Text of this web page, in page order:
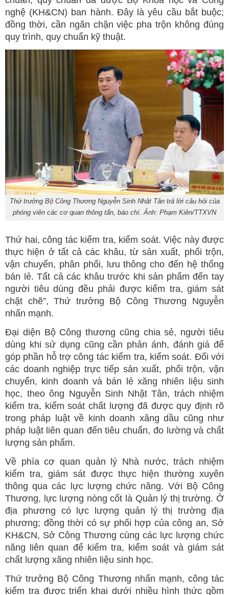
nghệ (KH&CN) ban hành. Đây là yêu cầu bắt buộc;
đồng thời, cần ngăn chặn việc pha trộn không đúng
quy trình, quy chuẩn kỹ thuật.
Thứ trưởng Bộ Công Thương Nguyễn Sinh Nhật Tân trả lời câu hỏi của
phóng viên các cơ quan thông tấn, báo chí. Ảnh: Phạm Kiên/TTXVN
Thứ hai, công tác kiểm tra, kiểm soát. Việc này được
thực hiện ở tất cả các khâu, từ sản xuất, phối trộn,
vận chuyển, phân phối, lưu thông cho đến hệ thống
bán lẻ. Tất cả các khâu trước khi sản phẩm đến tay
người tiêu dùng đều phải được kiểm tra, giám sát
chặt chẽ”, Thứ trưởng Bộ Công Thương Nguyễn
nhấn mạnh.
Đại diện Bộ Công thương cũng chia sẻ, người tiêu
dùng khi sử dụng cũng cần phản ánh, đánh giá để
góp phần hỗ trợ công tác kiểm tra, kiểm soát. Đối với
các doanh nghiệp trực tiếp sản xuất, phối trộn, vận
chuyển, kinh doanh và bán lẻ xăng nhiên liệu sinh
học, theo ông Nguyễn Sinh Nhật Tân, trách nhiệm
kiểm tra, kiểm soát chất lượng đã được quy định rõ
trong pháp luật về kinh doanh xăng dầu cũng như
pháp luật liên quan đến tiêu chuẩn, đo lường và chất
lượng sản phẩm.
Về phía cơ quan quản lý Nhà nước, trách nhiệm
kiểm tra, giám sát được thực hiện thường xuyên
thông qua các lực lượng chức năng. Với Bộ Công
Thương, lực lượng nòng cốt là Quản lý thị trường. Ở
địa phương có lực lượng quản lý thị trường địa
phương; đồng thời có sự phối hợp của công an, Sở
KH&CN, Sở Công Thương cùng các lực lượng chức
năng liên quan để kiểm tra, kiểm soát và giám sát
chất lượng xăng nhiên liệu sinh học.
Thứ trưởng Bộ Công Thương nhấn mạnh, công tác
kiểm tra được triển khai dưới nhiều hình thức gồm